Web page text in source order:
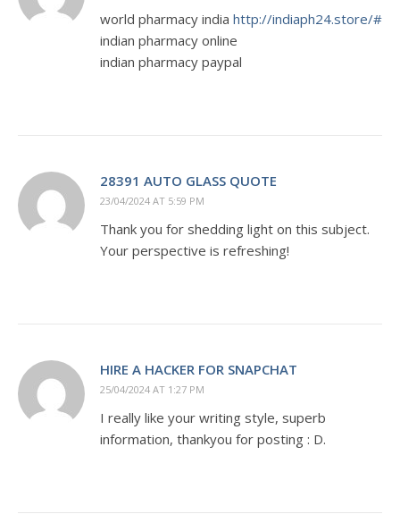
world pharmacy india http://indiaph24.store/#
indian pharmacy online
indian pharmacy paypal
28391 AUTO GLASS QUOTE
23/04/2024 AT 5:59 PM
Thank you for shedding light on this subject.
Your perspective is refreshing!
HIRE A HACKER FOR SNAPCHAT
25/04/2024 AT 1:27 PM
I really like your writing style, superb
information, thankyou for posting : D.